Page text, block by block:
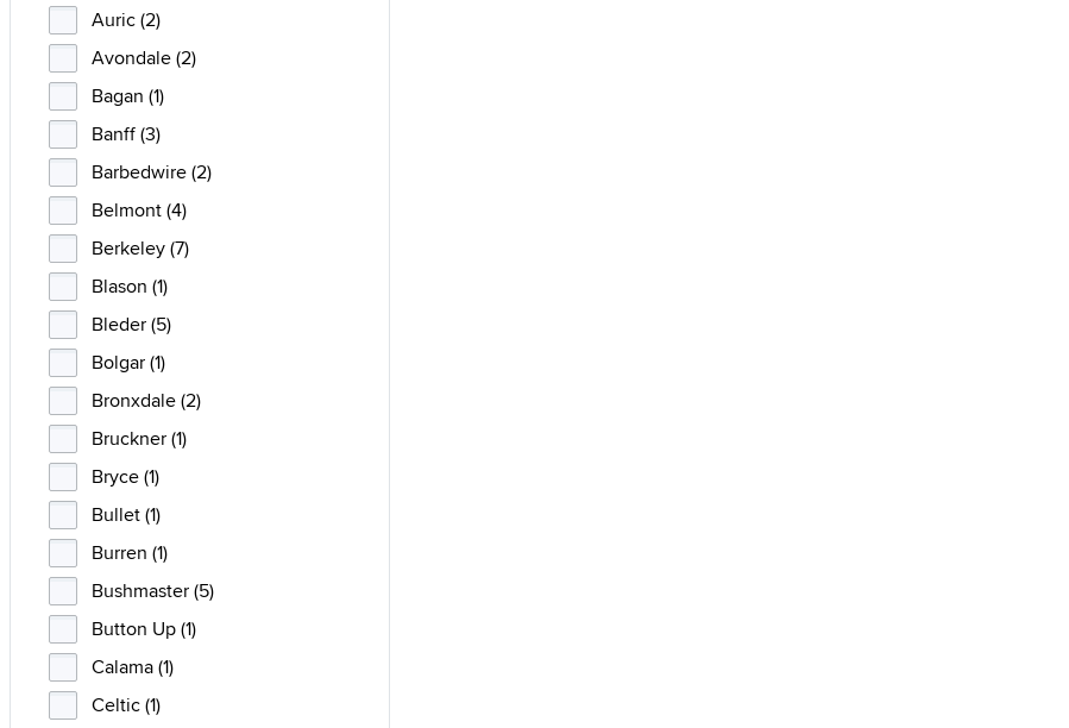
Auric (2)
Avondale (2)
Bagan (1)
Banff (3)
Barbedwire (2)
Belmont (4)
Berkeley (7)
Blason (1)
Bleder (5)
Bolgar (1)
Bronxdale (2)
Bruckner (1)
Bryce (1)
Bullet (1)
Burren (1)
Bushmaster (5)
Button Up (1)
Calama (1)
Celtic (1)